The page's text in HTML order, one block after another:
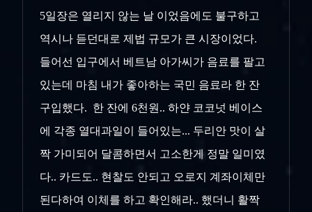
5일장은 열리지 않는 날 이었음에도 불구하고
역시나 듣던대로 제법 규모가 큰 시장이었다.
들어선 입구에서 베트남 아가씨가 음료를 팔고
있는데 마침 내가 좋아하는 국민 음료라 한 잔
구입했다. 한 잔에 6천원.. 하얀 코코넛 베이스
에 각종 열대과일이 들어있는... 두리안 맛이 살
짝 가미되어 달콤하면서 고소한게 정말 일미였
다.. 카드도.. 현찰도 안되고 오로지 계좌이체만
된다하여 이체를 하고 확인해라.. 했더니 활짝